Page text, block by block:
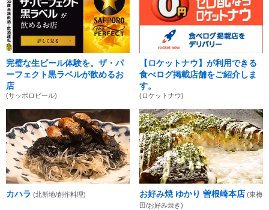
完璧な生ビール体験を。ザ・パ
ーフェクト黒ラベルが飲めるお
店
(サッポロビール)
【ロケットナウ】が利用できる
食べログ掲載店舗をご紹介しま
す。
(ロケットナウ)
カハラ (北新地/創作料理) お好み焼 ゆかり 曽根崎本店 (東梅
田/お好み焼き)